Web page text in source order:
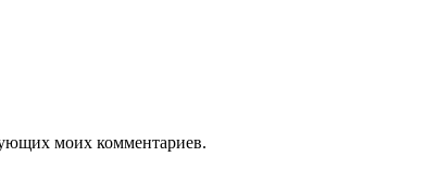
моих комментариев.